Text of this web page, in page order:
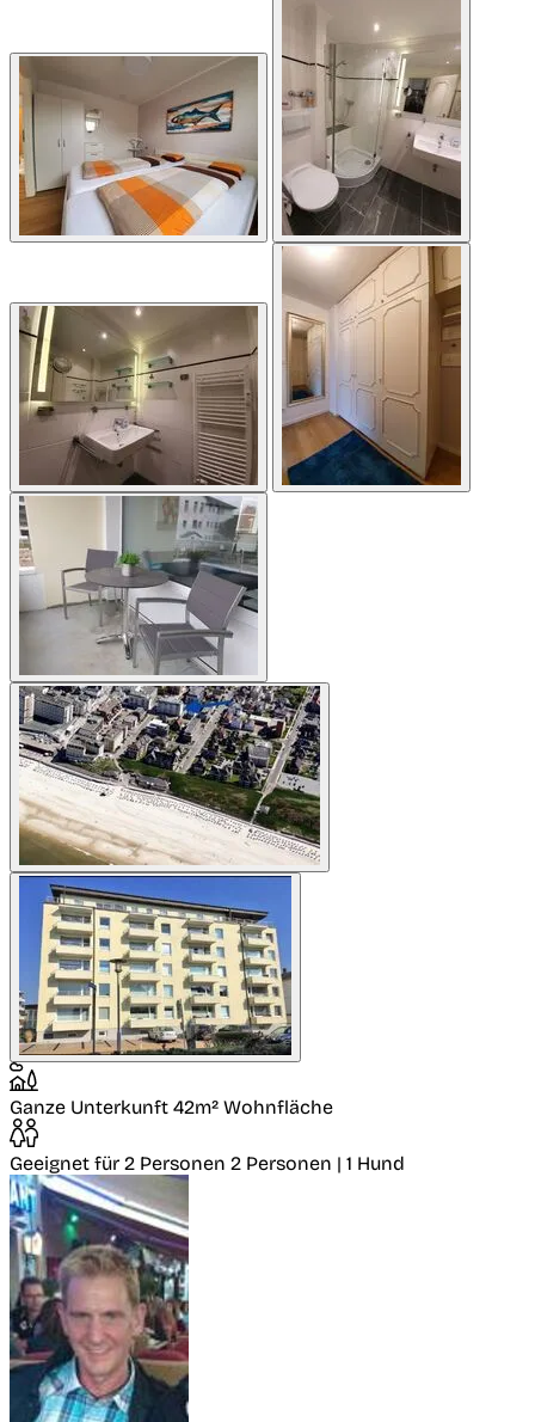
Ganze Unterkunft 42m² Wohnfläche
Geeignet für 2 Personen 2 Personen | 1 Hund